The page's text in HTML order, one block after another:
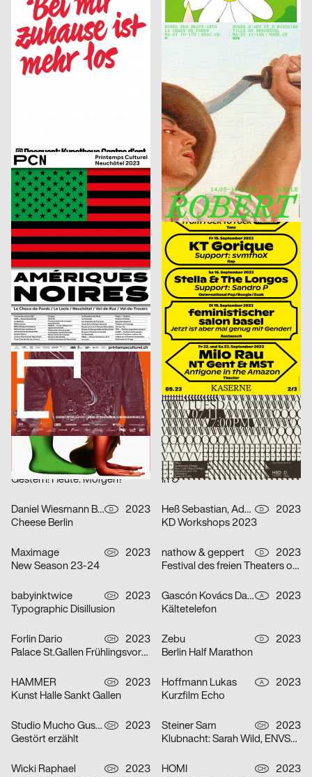
Queer Underground Movement Night Party
Putschka Pascal
2023
(Re; Short-)Circuit of (Un-)Life
onlab CH
2023
Robert
Marstaller Lukas D
2023
Spector Books
Shortnotice Studio D
2023
Das Denkmal ist …
SUPERO CH
2023
Amériques noires
SUPERO CH
2023
Nuit de la Photo #10
Beck Janice CH
2023
Am I?
Tristesse CH
2023
Kaserne Basel, Kampagne zum Saisonstart
Studio LA CH
2023
17e Festival cinémas d’Afrique – Lausanne
PANK, Härtlein Martin »Fuzzy« CH
2023
Jazz Festival Willisau 2023
Reichert Max D
2023
Yoga Kurs Komma
Chiara Toteda, Rösener Lukas D
2023
INTERWOVEN
Laucke Siebein D
2023
KinderKulturMonat 2023
WePlayDesign
2023
Festival FILMAR 2023
Distaff Studio D
2023
I said ›Auf Wiedersehen‹ – 85 Jahre Kindertransport nach Großbritannien
Bureau Progressiv visuelle Kommunikation D
2023
Mut zur Wut – 12th International Poster Competition
Ballaschke Tim D
2023
Geschirrrückruf
strobo BM D
2023
Oscar Tuazon – Was wir brauchen
strobo BM D
2023
Gestern! Heute. Morgen?
Daniel Wiesmann Büro für Gestaltung D
2023
In C
Daniel Wiesmann Büro für Gestaltung D
2023
Cheese Berlin
Heß Sebastian, Adolphi Pirmin D
2023
KD Workshops 2023
Maximage CH
2023
New Season 23-24
nathow & geppert D
2023
Festival des freien Theaters ohne Haus
babyinktwice CH
2023
Typographic Disillusion
Gascón Kovács Daniel A
2023
Kältetelefon
Forlin Dario CH
2023
Palace St.Gallen Frühlingsvorschau
Zebu D
2023
Berlin Half Marathon
HAMMER CH
2023
Kunst Halle Sankt Gallen
Hoffmann Lukas A
2023
Kurzfilm Echo
Studio Mucho Gusto CH
2023
Gestört erzählt
Steiner Sam CH
2023
Klubnacht: Sarah Wild, ENVSRL und Guy de Prà
Wicki Raphael CH
2023
HOMI CH
2023